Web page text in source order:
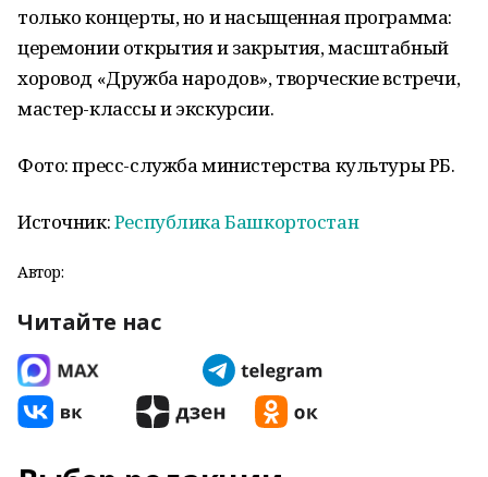
только концерты, но и насыщенная программа:
церемонии открытия и закрытия, масштабный
хоровод «Дружба народов», творческие встречи,
мастер-классы и экскурсии.
Фото: пресс-служба министерства культуры РБ.
Источник:Республика Башкортостан
Автор:
Читайте нас